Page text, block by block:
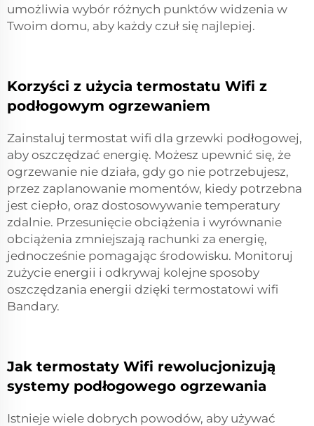
umożliwia wybór różnych punktów widzenia w
Twoim domu, aby każdy czuł się najlepiej.
Korzyści z użycia termostatu Wifi z
podłogowym ogrzewaniem
Zainstaluj termostat wifi dla grzewki podłogowej,
aby oszczędzać energię. Możesz upewnić się, że
ogrzewanie nie działa, gdy go nie potrzebujesz,
przez zaplanowanie momentów, kiedy potrzebna
jest ciepło, oraz dostosowywanie temperatury
zdalnie. Przesunięcie obciążenia i wyrównanie
obciążenia zmniejszają rachunki za energię,
jednocześnie pomagając środowisku. Monitoruj
zużycie energii i odkrywaj kolejne sposoby
oszczędzania energii dzięki termostatowi wifi
Bandary.
Jak termostaty Wifi rewolucjonizują
systemy podłogowego ogrzewania
Istnieje wiele dobrych powodów, aby używać